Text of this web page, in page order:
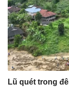
Lũ quét trong